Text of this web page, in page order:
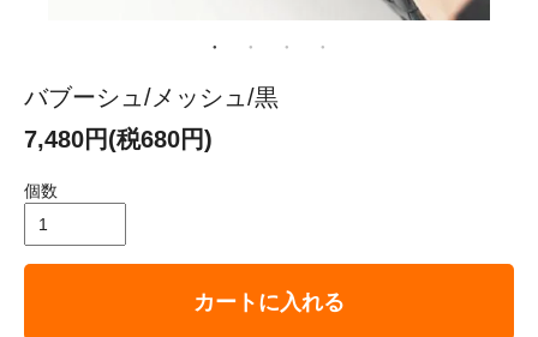
バブーシュ/メッシュ/黒
7,480円(税680円)
個数
カートに入れる